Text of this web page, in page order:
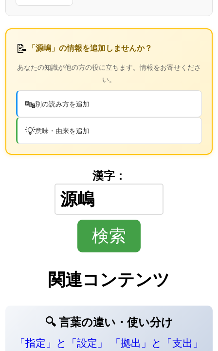
📝 「源嶋」の情報を追加しませんか？
あなたの知識が他の方の役に立ちます。情報をお寄せくださ
い。
🔤別の読み方を追加
💡意味・由来を追加
漢字：
関連コンテンツ
🔍 言葉の違い・使い分け
「指定」と「設定」
「拠出」と「支出」